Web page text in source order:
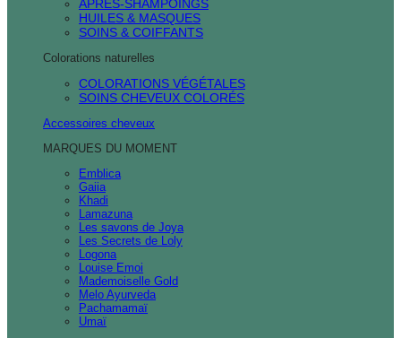
APRÈS-SHAMPOINGS
HUILES & MASQUES
SOINS & COIFFANTS
Colorations naturelles
COLORATIONS VÉGÉTALES
SOINS CHEVEUX COLORÉS
Accessoires cheveux
MARQUES DU MOMENT
Emblica
Gaiia
Khadi
Lamazuna
Les savons de Joya
Les Secrets de Loly
Logona
Louise Emoi
Mademoiselle Gold
Melo Ayurveda
Pachamamaï
Umaï